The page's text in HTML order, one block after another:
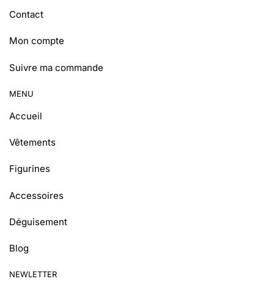
Contact
Mon compte
Suivre ma commande
MENU
Accueil
Vêtements
Figurines
Accessoires
Déguisement
Blog
NEWLETTER